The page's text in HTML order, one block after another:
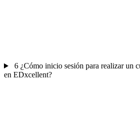
6 ¿Cómo inicio sesión para realizar un
en EDxcellent?